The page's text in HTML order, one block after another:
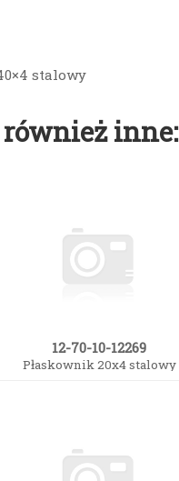
stalowy
również inne:
12-70-10-12269
Płaskownik 20x4 stalowy